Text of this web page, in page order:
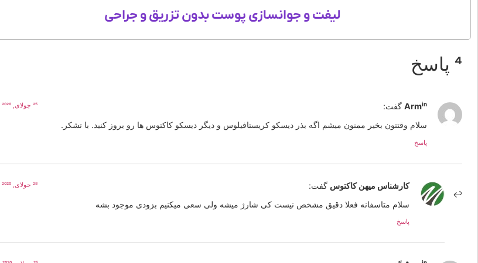
لیفت و جوانسازی پوست بدون تزریق و جراحی
4 پاسخ
Armin گفت: 25 جولای, 2020 در 00:19
سلام وقتتون بخیر ممنون میشم اگه بذر دیسکو کریستافیلوس و دیگر دیسکو کاکتوس ها رو بروز کنید. با تشکر.
پاسخ
کارشناس میهن کاکتوس گفت: 28 جولای, 2020 در 16:52
سلام متاسفانه فعلا دقیق مشخص نیست کی شارژ میشه ولی سعی میکنیم بزودی موجود بشه
پاسخ